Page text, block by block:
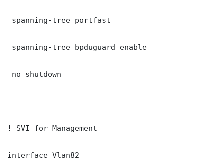
spanning-tree portfast
spanning-tree bpduguard enable
no shutdown
! SVI for Management
interface Vlan82